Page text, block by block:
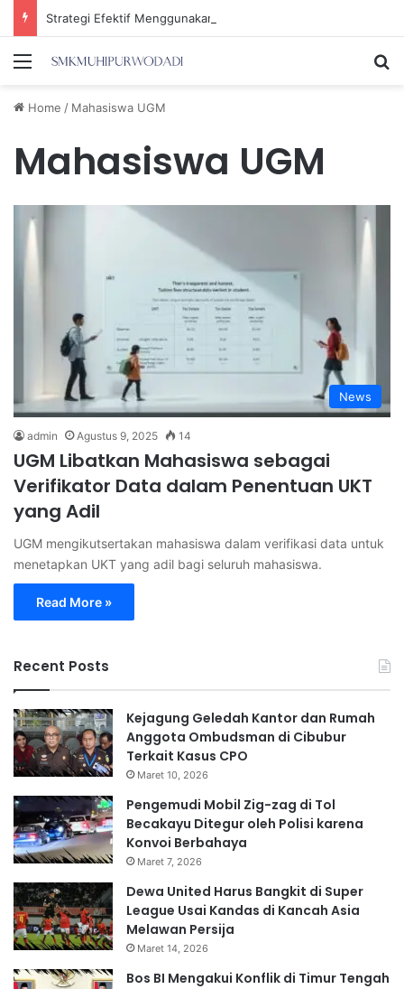
Menu
Home / Mahasiswa UGM
Mahasiswa UGM
News
admin Agustus 9, 2025 14
UGM Libatkan Mahasiswa sebagai
Verifikator Data dalam Penentuan UKT
yang Adil
UGM mengikutsertakan mahasiswa dalam verifikasi data untuk
menetapkan UKT yang adil bagi seluruh mahasiswa.
Read More »
Recent Posts
Kejagung Geledah Kantor dan Rumah
Anggota Ombudsman di Cibubur
Terkait Kasus CPO
Maret 10, 2026
Pengemudi Mobil Zig-zag di Tol
Becakayu Ditegur oleh Polisi karena
Konvoi Berbahaya
Maret 7, 2026
Dewa United Harus Bangkit di Super
League Usai Kandas di Kancah Asia
Melawan Persija
Maret 14, 2026
Bos BI Mengakui Konflik di Timur Tengah